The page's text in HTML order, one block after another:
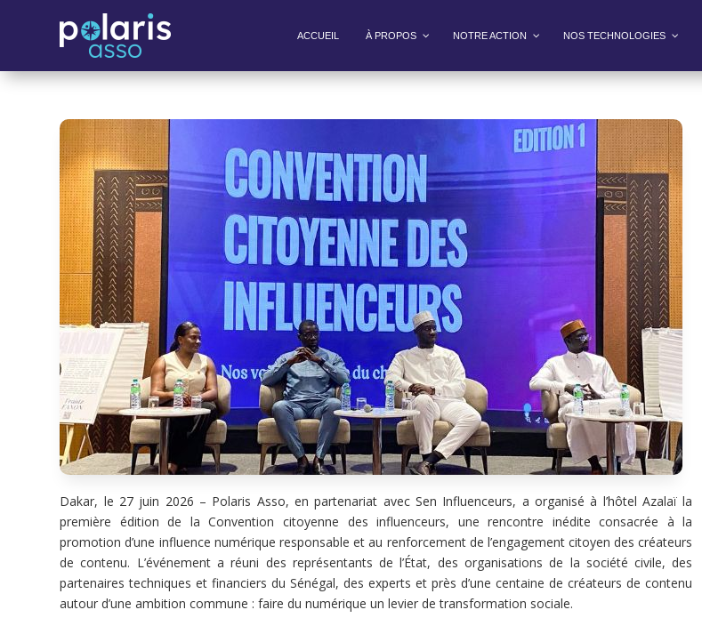
ACCUEIL À PROPOS NOTRE ACTION NOS TECHNOLOGIES
Dakar, le 27 juin 2026 – Polaris Asso, en partenariat avec Sen Influenceurs, a organisé à l’hôtel Azalaï la
première édition de la Convention citoyenne des influenceurs, une rencontre inédite consacrée à la
promotion d’une influence numérique responsable et au renforcement de l’engagement citoyen des créateurs
de contenu. L’événement a réuni des représentants de l’État, des organisations de la société civile, des
partenaires techniques et financiers du Sénégal, des experts et près d’une centaine de créateurs de contenu
autour d’une ambition commune : faire du numérique un levier de transformation sociale.